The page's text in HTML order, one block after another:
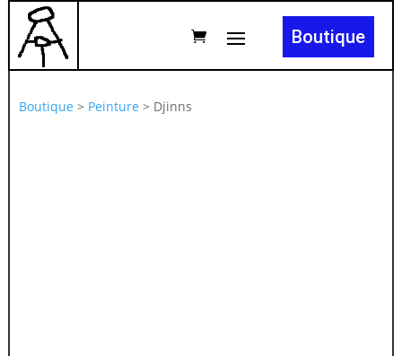
Boutique
Boutique > Peinture > Djinns